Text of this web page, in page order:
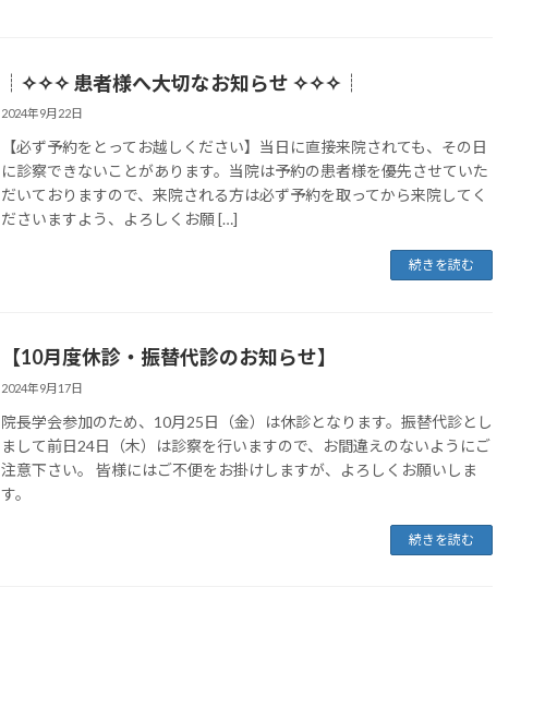
┊✧✧✧ 患者様へ大切なお知らせ ✧✧✧┊
2024年9月22日
【必ず予約をとってお越しください】当日に直接来院されても、その日
に診察できないことがあります。当院は予約の患者様を優先させていた
だいておりますので、来院される方は必ず予約を取ってから来院してく
ださいますよう、よろしくお願 […]
続きを読む
【10月度休診・振替代診のお知らせ】
2024年9月17日
院長学会参加のため、10月25日（金）は休診となります。振替代診とし
まして前日24日（木）は診察を行いますので、お間違えのないようにご
注意下さい。 皆様にはご不便をお掛けしますが、よろしくお願いしま
す。
続きを読む